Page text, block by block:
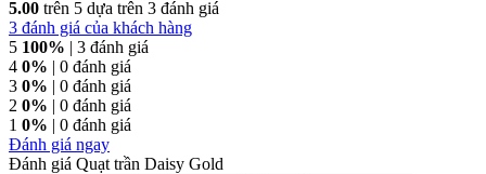
5.00 trên 5 dựa trên 3 đánh giá
3 đánh giá của khách hàng
5 100% | 3 đánh giá
4 0% | 0 đánh giá
3 0% | 0 đánh giá
2 0% | 0 đánh giá
1 0% | 0 đánh giá
Đánh giá ngay
Đánh giá Quạt trần Daisy Gold